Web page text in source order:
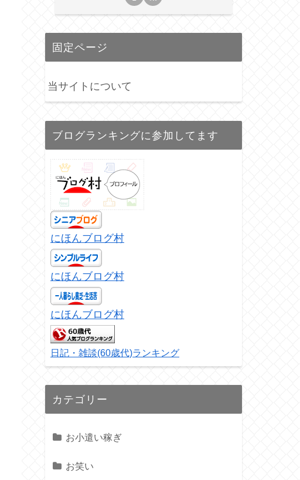
固定ページ
当サイトについて
ブログランキングに参加してます
にほんブログ村
にほんブログ村
にほんブログ村
日記・雑談(60歳代)ランキング
カテゴリー
お小遣い稼ぎ
お笑い